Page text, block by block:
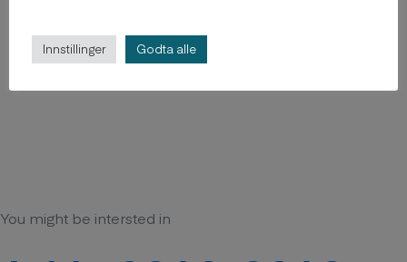
Explore Project
You might be intersted in
Innstillinger Godta alle